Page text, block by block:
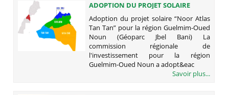
ADOPTION DU PROJET SOLAIRE
“NOOR ATLAS TAN TAN” POUR LA
RÉGION GUELMIM-OUED NOUN
(GÉOPARC JBEL BANI)
Adoption du projet solaire “Noor Atlas
Tan Tan” pour la région Guelmim-Oued
Noun (Géoparc Jbel Bani) La
commission régionale de
l'investissement pour la région
Guelmim-Oued Noun a adopt&eac
Savoir plus...